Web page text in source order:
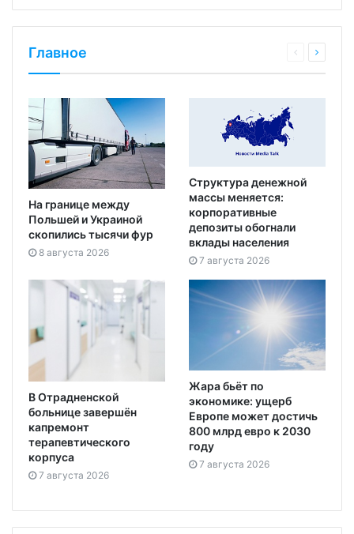
Главное
На границе между
Польшей и Украиной
скопились тысячи фур
8 августа 2026
Структура денежной
массы меняется:
корпоративные
депозиты обогнали
вклады населения
7 августа 2026
В Отрадненской
больнице завершён
капремонт
терапевтического
корпуса
7 августа 2026
Жара бьёт по
экономике: ущерб
Европе может достичь
800 млрд евро к 2030
году
7 августа 2026